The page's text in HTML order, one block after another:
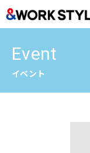
Event
イベント